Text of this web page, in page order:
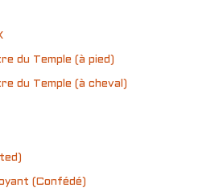
du Temple (à pied)
du Temple (à cheval)
(Confédé)